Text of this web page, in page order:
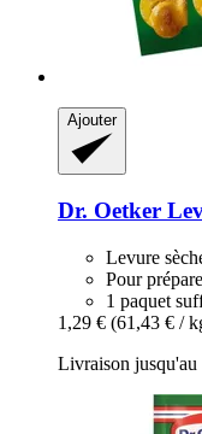
Ajouter
Dr. Oetker
Levure
Pour
1 paquet
1,29 € (61,43 € /
Livraison jusqu'au